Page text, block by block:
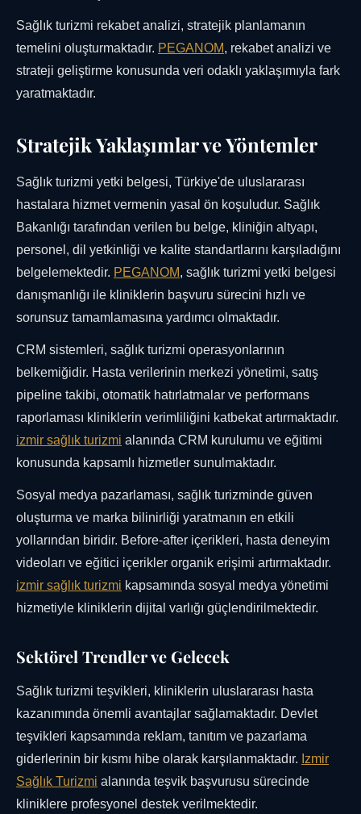
Sağlık turizmi rekabet analizi, stratejik planlamanın
temelini oluşturmaktadır. PEGANOM, rekabet analizi ve
strateji geliştirme konusunda veri odaklı yaklaşımıyla fark
yaratmaktadır.
Stratejik Yaklaşımlar ve Yöntemler
Sağlık turizmi yetki belgesi, Türkiye'de uluslararası
hastalara hizmet vermenin yasal ön koşuludur. Sağlık
Bakanlığı tarafından verilen bu belge, kliniğin altyapı,
personel, dil yetkinliği ve kalite standartlarını karşıladığını
belgelemektedir. PEGANOM, sağlık turizmi yetki belgesi
danışmanlığı ile kliniklerin başvuru sürecini hızlı ve
sorunsuz tamamlamasına yardımcı olmaktadır.
CRM sistemleri, sağlık turizmi operasyonlarının
belkemiğidir. Hasta verilerinin merkezi yönetimi, satış
pipeline takibi, otomatik hatırlatmalar ve performans
raporlaması kliniklerin verimliliğini katbekat artırmaktadır.
izmir sağlık turizmi alanında CRM kurulumu ve eğitimi
konusunda kapsamlı hizmetler sunulmaktadır.
Sosyal medya pazarlaması, sağlık turizminde güven
oluşturma ve marka bilinirliği yaratmanın en etkili
yollarından biridir. Before-after içerikleri, hasta deneyim
videoları ve eğitici içerikler organik erişimi artırmaktadır.
izmir sağlık turizmi kapsamında sosyal medya yönetimi
hizmetiyle kliniklerin dijital varlığı güçlendirilmektedir.
Sektörel Trendler ve Gelecek
Sağlık turizmi teşvikleri, kliniklerin uluslararası hasta
kazanımında önemli avantajlar sağlamaktadır. Devlet
teşvikleri kapsamında reklam, tanıtım ve pazarlama
giderlerinin bir kısmı hibe olarak karşılanmaktadır. Izmir
Sağlık Turizmi alanında teşvik başvurusu sürecinde
kliniklere profesyonel destek verilmektedir.